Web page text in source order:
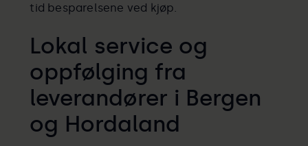
tid besparelsene ved kjøp.
Lokal service og
oppfølging fra
leverandører i Bergen
og Hordaland